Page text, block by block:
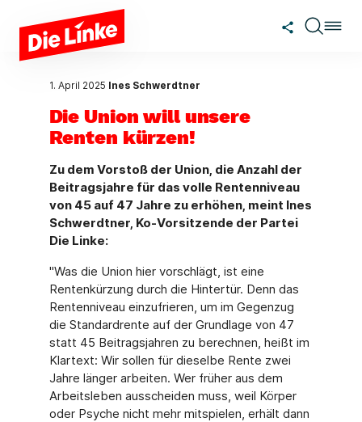
Zum Hauptinhalt springen
1. April 2025 Ines Schwerdtner
Die Union will unsere
Renten kürzen!
Zu dem Vorstoß der Union, die Anzahl der
Beitragsjahre für das volle Rentenniveau
von 45 auf 47 Jahre zu erhöhen, meint Ines
Schwerdtner, Ko-Vorsitzende der Partei
Die Linke:
"Was die Union hier vorschlägt, ist eine
Rentenkürzung durch die Hintertür. Denn das
Rentenniveau einzufrieren, um im Gegenzug
die Standardrente auf der Grundlage von 47
statt 45 Beitragsjahren zu berechnen, heißt im
Klartext: Wir sollen für dieselbe Rente zwei
Jahre länger arbeiten. Wer früher aus dem
Arbeitsleben ausscheiden muss, weil Körper
oder Psyche nicht mehr mitspielen, erhält dann